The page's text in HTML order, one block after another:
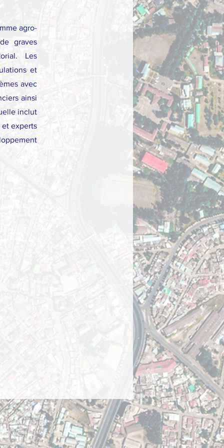
agro-
graves
Les
et
avec
ainsi
inclut
experts